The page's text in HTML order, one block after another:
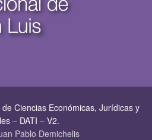
Ciencias Económicas, Jurí­dicas y
– DATI – V2.
Pablo Demichelis